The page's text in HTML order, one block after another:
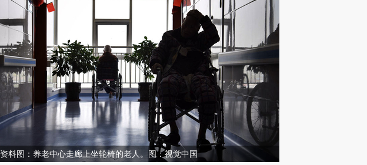
资料图：养老中心走廊上坐轮椅的老人。图：视觉中国